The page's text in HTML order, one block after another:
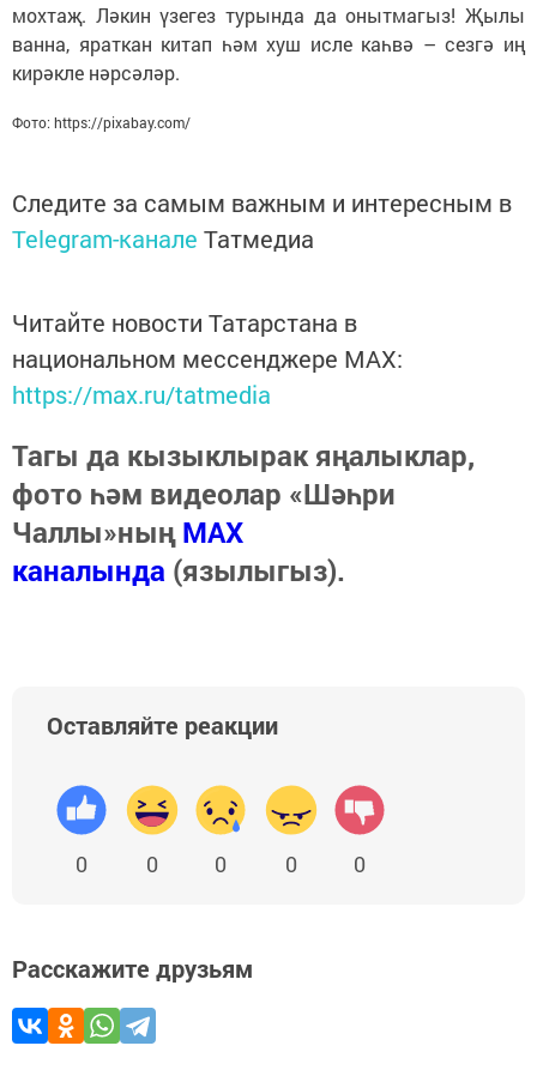
мохтаҗ. Ләкин үзегез турында да онытмагыз! Җылы
ванна, яраткан китап һәм хуш исле каһвә – сезгә иң
кирәкле нәрсәләр.
Фото: https://pixabay.com/
Следите за самым важным и интересным в
Telegram-канале Татмедиа
Читайте новости Татарстана в
национальном мессенджере MАХ:
https://max.ru/tatmedia
Тагы да кызыклырак яңалыклар,
фото һәм видеолар «Шәһри
Чаллы»ныңMAX
каналында (язылыгыз).
Оставляйте реакции
0 0 0 0 0
Расскажите друзьям